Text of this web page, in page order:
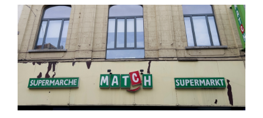
werking treden: "Onze klanten willen goed
geïnformeerd worden." .